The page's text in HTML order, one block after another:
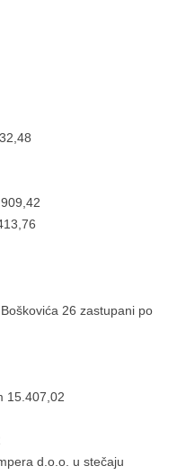
26 zastupani po
15.407,02
d.o.o. u stečaju